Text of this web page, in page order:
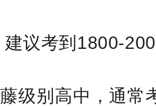
议考到1800-
级别高中，通常